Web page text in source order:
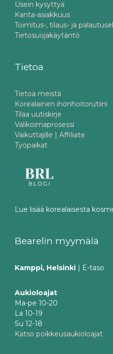
Usein kysyttyä
Kanta-asiakkuus
Toimitus-, tilaus- ja
Tietosuojakäytäntö
Tietoa
Tietoa meistä
Korealainen ihonhoitorutiini
Tilaa uutiskirje
Valikoimaprosessi
Vaikuttajille | Affiliate
Työpaikat
Lue lisää korealaisesta
Bearelin myymälä
Kamppi, Helsinki | E-taso
Aukioloajat
Ma-pe 10-20
La 10-19
Su 12-18
Katso poikkeusaukioloajat